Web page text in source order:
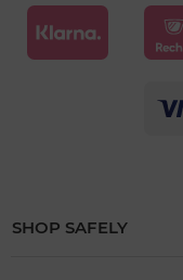
SHOP SAFELY